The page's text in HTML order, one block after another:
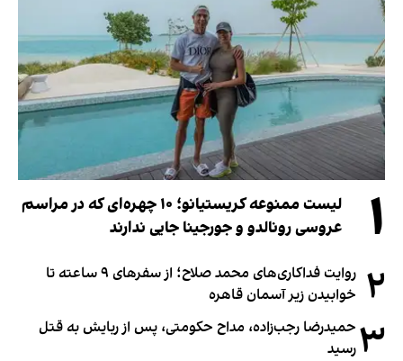
۱
لیست ممنوعه کریستیانو؛ ۱۰ چهره‌ای که در مراسم
عروسی رونالدو و جورجینا جایی ندارند
۲
روایت فداکاری‌های محمد صلاح؛ از سفرهای ۹ ساعته تا
خوابیدن زیر آسمان قاهره
۳ حمیدرضا رجب‌زاده، مداح حکومتی، پس از ربایش به قتل
رسید